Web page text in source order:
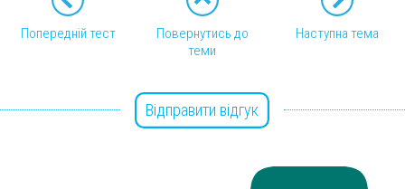
Попередній тест
Повернутись до
теми
Наступна тема
Відправити відгук